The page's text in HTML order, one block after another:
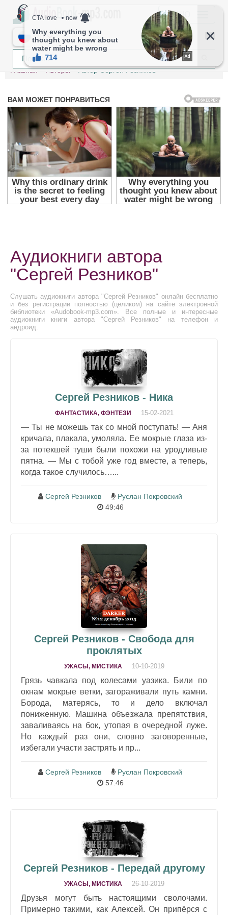
МЕНЮ
RU
Главная Авторы Автор Сергей Резников
Аудиокниги автора
"Сергей Резников"
Слушать аудиокниги автора "Сергей Резников" онлайн бесплатно
и без регистрации полностью (целиком) на сайте электронной
библиотеки «Audobook-mp3.com». Все полные и интересные
аудиокниги книги автора "Сергей Резников" на телефон и
андроид.
Сергей Резников - Ника
ФАНТАСТИКА, ФЭНТЕЗИ 15-02-2021
— Ты не можешь так со мной поступать! — Аня
кричала, плакала, умоляла. Ее мокрые глаза из-
за потекшей туши были похожи на уродливые
пятна. — Мы с тобой уже год вместе, а теперь,
когда такое случилось…...
Сергей Резников
Руслан Покровский
49:46
Сергей Резников - Свобода для
проклятых
УЖАСЫ, МИСТИКА 10-10-2019
Грязь чавкала под колесами уазика. Били по
окнам мокрые ветки, загораживали путь камни.
Борода, матерясь, то и дело включал
пониженную. Машина объезжала препятствия,
заваливаясь на бок, утопая в очередной луже.
Но каждый раз они, словно заговоренные,
избегали участи застрять и пр...
Сергей Резников
Руслан Покровский
57:46
Сергей Резников - Передай другому
УЖАСЫ, МИСТИКА 26-10-2019
Друзья могут быть настоящими сволочами.
Примерно такими, как Алексей. Он припёрся с